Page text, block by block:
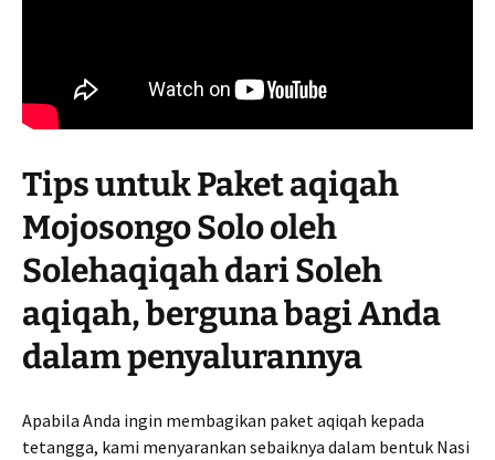
Tips untuk Paket aqiqah
Mojosongo Solo oleh
Solehaqiqah dari Soleh
aqiqah, berguna bagi Anda
dalam penyalurannya
Apabila Anda ingin membagikan paket aqiqah kepada
tetangga, kami menyarankan sebaiknya dalam bentuk Nasi